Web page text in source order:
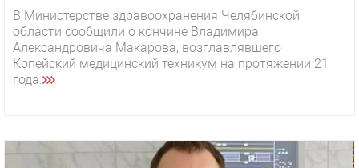
В Министерстве здравоохранения Челябинской
области сообщили о кончине Владимира
Александровича Макарова, возглавлявшего
Копейский медицинский техникум на протяжении 21
года.